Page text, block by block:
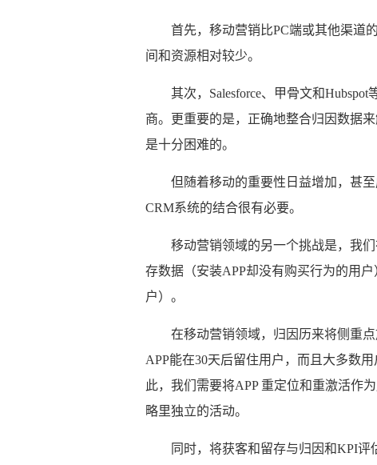
首先，移动营销比PC端或其他渠道
间和资源相对较少。
其次，Salesforce、甲骨文和
商。更重要的是，正确地整合归因数据
是十分困难的。
但随着移动的重要性日益增加，甚
CRM系统的结合很有必要。
移动营销领域的另一个挑战是，我
存数据（安装APP却没有购买行为的用
户）。
在移动营销领域，归因历来将侧重
APP能在30天后留住用户，而且大多数
此，我们需要将APP 重定位和重激活作
略里独立的活动。
同时，将获客和留存与归因和KPI